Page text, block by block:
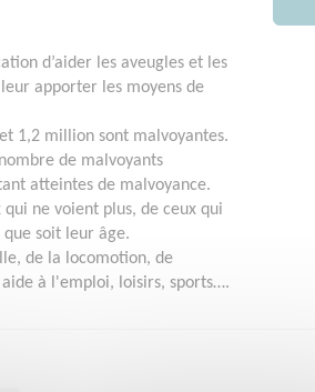
d’aider les aveugles et les
apporter les moyens de
1,2 million sont malvoyantes.
de malvoyants
atteintes de malvoyance.
qui ne voient plus, de ceux qui
soit leur âge.
de la locomotion, de
à l'emploi, loisirs, sports….